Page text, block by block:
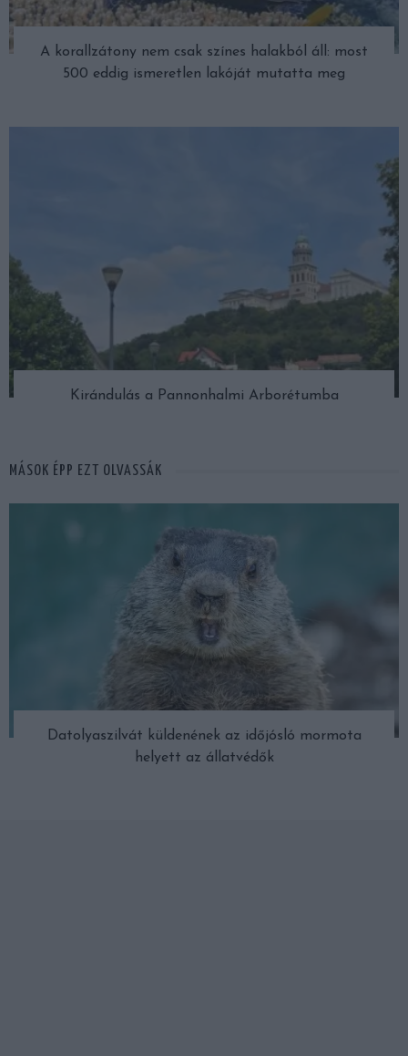
A korallzátony nem csak színes halakból áll: most
500 eddig ismeretlen lakóját mutatta meg
Kirándulás a Pannonhalmi Arborétumba
MÁSOK ÉPP EZT OLVASSÁK
Datolyaszilvát küldenének az időjósló mormota
helyett az állatvédők